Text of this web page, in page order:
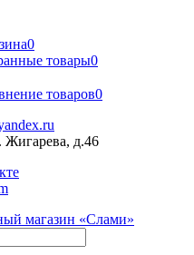
0
товары0
товаров0
Жигарева, д.46